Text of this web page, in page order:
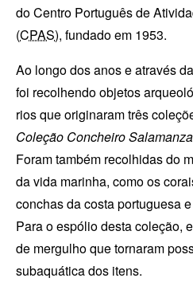
doCentro Português de
(CPAS), fundado em 1953.
Ao longo dos anos e através
foi recolhendo objetos
rios que originaram três
Coleção Concheiro Salamanza
Foram também recolhidas do
da vida marinha, como os
conchas da costa portuguesa
Para o espólio desta coleção,
de mergulho que tornaram
subaquática dos itens.